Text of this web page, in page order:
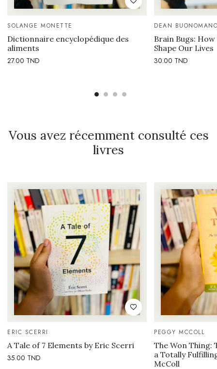
SOLANGE MONETTE
Dictionnaire encyclopédique des
aliments
27.00 TND
DEAN
Brain Bugs: How
Shape Our Lives
30.00 TND
Vous avez récemment consulté ces
livres
ERIC SCERRI
A Tale of 7 Elements by Eric Scerri
35.00 TND
PEGGY MCCOLL
The Won Thing:
a Totally
McColl